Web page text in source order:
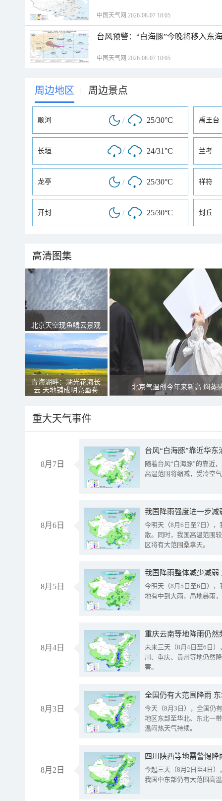
中国天气网 2026-08-07 18:05
台风预警：“白海豚”今晚将移入东
中国天气网 2026-08-07 18:05
周边地区 | 周边景点
顺河 / 25/30°C 禹王台
长垣 / 24/31°C 兰考
龙亭 / 25/30°C 祥符
开封 / 25/30°C 封丘
高清图集
北京天空现鱼鳞云景观
青海湖畔：湖光花海长
云 天地铺成明亮画卷
北京气温创今年来新高 焖蒸
重大天气事件
8月7日
台风“白海豚”靠近华
随着台风“白海豚”的靠近
高温范围将缩减，受冷空
8月6日
今明天（8月6日至7日）
散。同时，我国高温范围
区将有大范围桑拿天。
8月5日
我国降雨整体减少减弱
今明天（8月5日至6日）
地有中到大雨，局地暴雨
8月4日
重庆云南等地降雨仍然
未来三天（8月4日至6日
川、重庆、贵州等地仍然
害。
8月3日
全国仍有大范围降雨
今天（8月3日），全国仍
地区东部至华北、东北一
温闷热天气持续。
8月2日
今起三天（8月2日至4日
我国中东部仍有大范围高